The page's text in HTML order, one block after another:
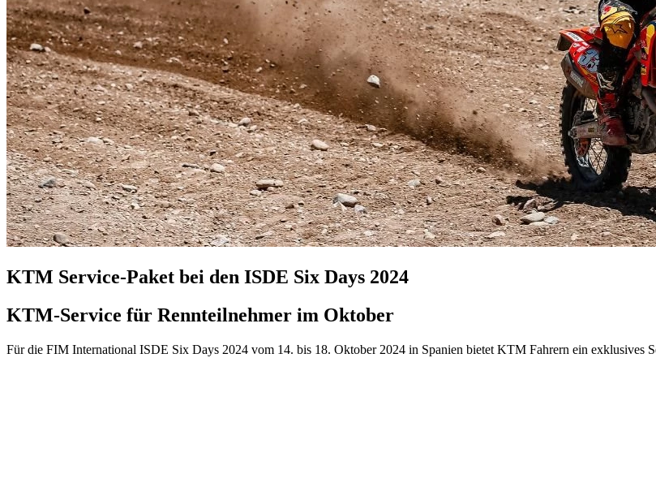
KTM Service-Paket bei den ISDE Six Days 2024
KTM-Service für Rennteilnehmer im Oktober
Für die FIM International ISDE Six Days 2024 vom 14. bis 18. Oktober 2024 in Spanien bietet KTM Fahrern ein exklusives